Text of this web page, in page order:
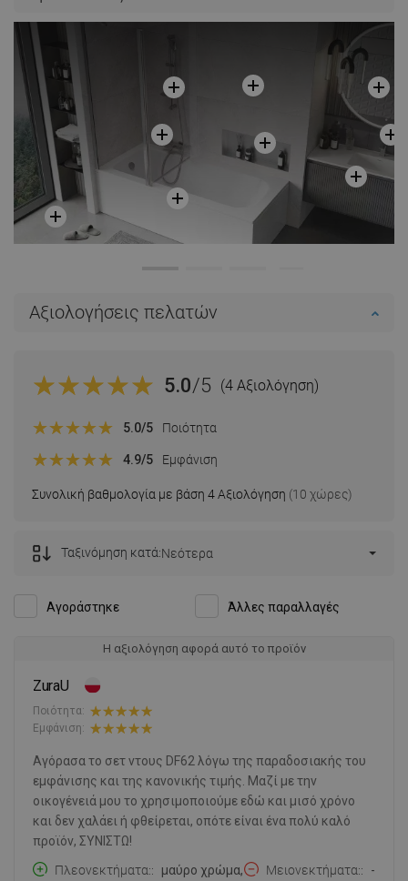
Αξιολογήσεις πελατών
5.0/5 (4 Αξιολόγηση)
Συνολική βαθμολογία με βάση 4 Αξιολόγηση (10 χώρες)
5.0/5 Ποιότητα
4.9/5 Εμφάνιση
Αγοράστηκε Άλλες παραλλαγές
Ταξινόμηση κατά:Νεότερα
Η αξιολόγηση αφορά αυτό το προϊόν
ZuraU
Ποιότητα:
Εμφάνιση:
Αγόρασα το σετ ντους DF62 λόγω της παραδοσιακής του
εμφάνισης και της κανονικής τιμής. Μαζί με την
οικογένειά μου το χρησιμοποιούμε εδώ και μισό χρόνο
και δεν χαλάει ή φθείρεται, οπότε είναι ένα πολύ καλό
προϊόν, ΣΥΝΙΣΤΩ!
Πλεονεκτήματα:
μαύρο χρώμα,
Μειονεκτήματα: -